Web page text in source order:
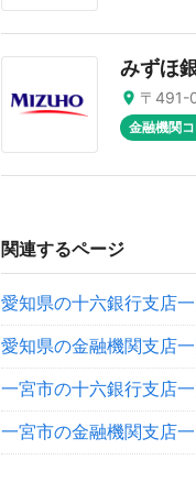
みずほ
〒491-
金融機関
関連するページ
愛知県の十六銀行支店
愛知県の金融機関支店
一宮市の十六銀行支店
一宮市の金融機関支店